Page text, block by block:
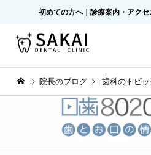
初めての方へ｜診療案内・アク
院長のブログ 歯科のトピッ